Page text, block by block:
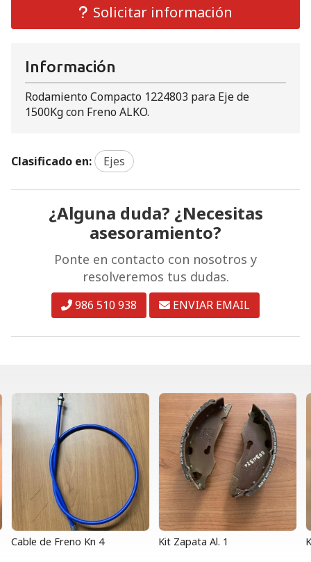
Solicitar información
Información
Rodamiento Compacto 1224803 para Eje de
1500Kg con Freno ALKO.
Clasificado en: Ejes
¿Alguna duda? ¿Necesitas
asesoramiento?
Ponte en contacto con nosotros y
resolveremos tus dudas.
986 510 938 ENVIAR EMAIL
Cable de Freno Kn 4 Kit Zapata Al. 1